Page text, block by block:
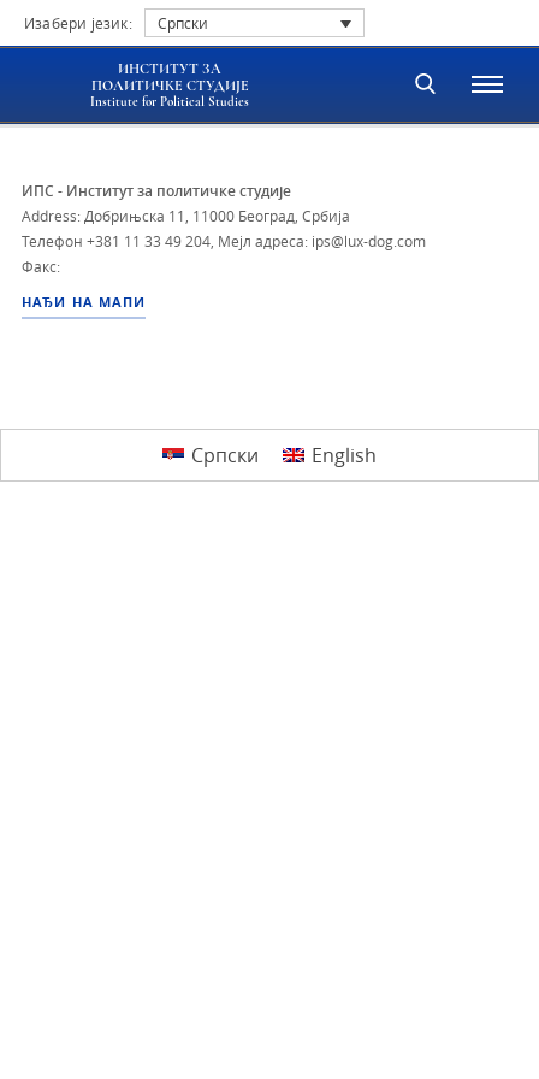
Изабери језик: Српски
ИНСТИТУТ ЗА
ПОЛИТИЧКЕ СТУДИЈЕ
Institute for Political Studies
ИПС - Институт за политичке студије
Address: Добрињска 11, 11000 Београд, Србија
Телефон +381 11 33 49 204 Мејл адреса: ips@lux-dog.com
Факс:
НАЂИ НА МАПИ
Српски English